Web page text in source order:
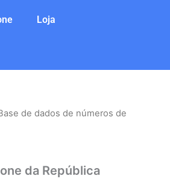
Loja
de dados de números de
da República